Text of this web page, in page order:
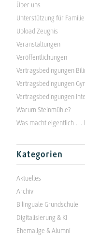
Über uns
Unterstützung für
Upload Zeugnis
Veranstaltungen
Veröffentlichungen
Vertragsbedingungen
Vertragsbedingungen
Vertragsbedingungen
Warum Steinmühle?
Was macht eigentlich …
Kategorien
Aktuelles
Archiv
Bilinguale Grundschule
Digitalisierung & KI
Ehemalige & Alumni